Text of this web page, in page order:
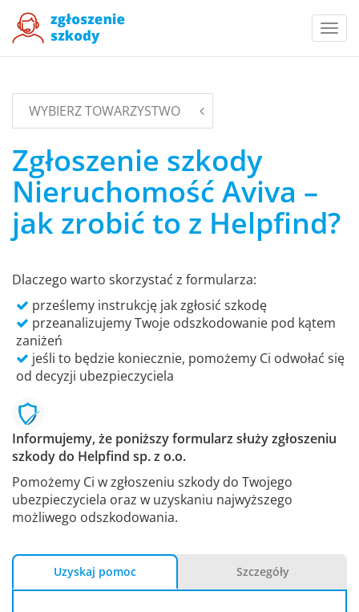
WYBIERZ TOWARZYSTWO
Zgłoszenie szkody
Nieruchomość Aviva –
jak zrobić to z Helpfind?
Dlaczego warto skorzystać z formularza:
prześlemy instrukcję jak zgłosić szkodę
przeanalizujemy Twoje odszkodowanie pod kątem
zaniżeń
jeśli to będzie koniecznie, pomożemy Ci odwołać się
od decyzji ubezpieczyciela
Informujemy, że poniższy formularz służy zgłoszeniu
szkody do Helpfind sp. z o.o.
Pomożemy Ci w zgłoszeniu szkody do Twojego
ubezpieczyciela oraz w uzyskaniu najwyższego
możliwego odszkodowania.
Uzyskaj pomoc Szczegóły